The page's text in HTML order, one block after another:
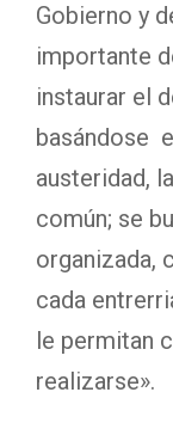
Gobierno y
importante
instaurar el
basándose
austeridad,
común; se
organizada,
cada
le permitan
realizarse».